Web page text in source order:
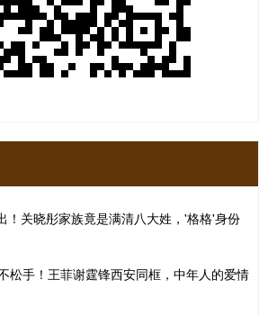
！关晓彤家族竟是满清八大姓，'格格'身份
松手！王菲谢霆锋西安同框，中年人的爱情